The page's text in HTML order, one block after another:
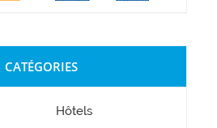
CATÉGORIES
Hôtels